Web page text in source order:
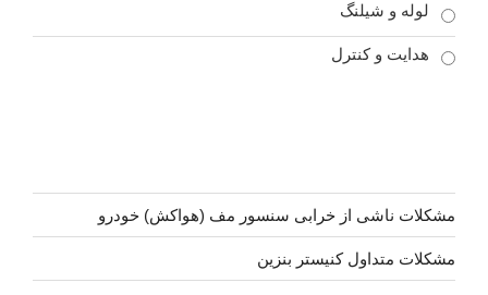
لوله و شیلنگ
هدایت و کنترل
مشکلات ناشی از خرابی سنسور مف (هواکش) خودرو
مشکلات متداول کنیستر بنزین